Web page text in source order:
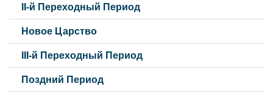
II-й Переходный Период
Новое Царство
III-й Переходный Период
Поздний Период